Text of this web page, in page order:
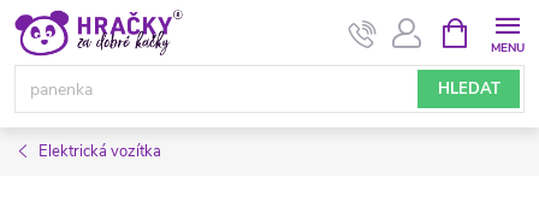
Přejít
obsah
HLEDAT
NÁKUPNÍ
KOŠÍK
Elektrická vozítka